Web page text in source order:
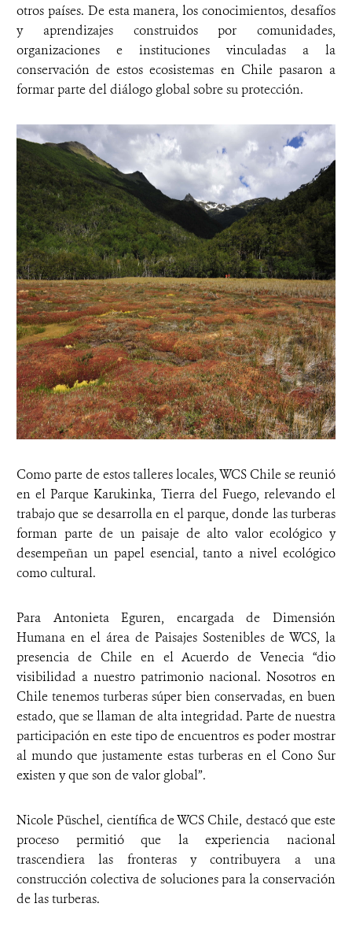
otros países. De esta manera, los conocimientos, desafíos
y aprendizajes construidos por comunidades,
organizaciones e instituciones vinculadas a la
conservación de estos ecosistemas en Chile pasaron a
formar parte del diálogo global sobre su protección.
Como parte de estos talleres locales, WCS Chile se reunió
en el Parque Karukinka, Tierra del Fuego, relevando el
trabajo que se desarrolla en el parque, donde las turberas
forman parte de un paisaje de alto valor ecológico y
desempeñan un papel esencial, tanto a nivel ecológico
como cultural.
Para Antonieta Eguren, encargada de Dimensión
Humana en el área de Paisajes Sostenibles de WCS, la
presencia de Chile en el Acuerdo de Venecia “dio
visibilidad a nuestro patrimonio nacional. Nosotros en
Chile tenemos turberas súper bien conservadas, en buen
estado, que se llaman de alta integridad. Parte de nuestra
participación en este tipo de encuentros es poder mostrar
al mundo que justamente estas turberas en el Cono Sur
existen y que son de valor global”.
Nicole Püschel, científica de WCS Chile, destacó que este
proceso permitió que la experiencia nacional
trascendiera las fronteras y contribuyera a una
construcción colectiva de soluciones para la conservación
de las turberas.